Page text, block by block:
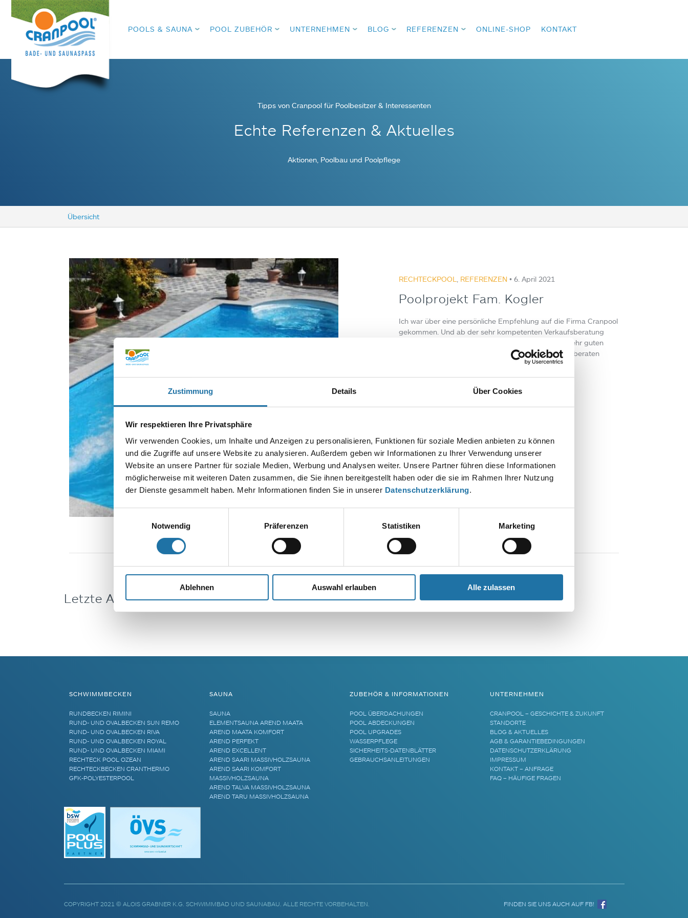
Zustimmung Details Über Cookies
Wir respektieren Ihre Privatsphäre
Wir verwenden Cookies, um Inhalte und Anzeigen zu personalisieren, Funktionen für soziale Medien anbieten zu können
und die Zugriffe auf unsere Website zu analysieren. Außerdem geben wir Informationen zu Ihrer Verwendung unserer
Website an unsere Partner für soziale Medien, Werbung und Analysen weiter. Unsere Partner führen diese Informationen
möglicherweise mit weiteren Daten zusammen, die Sie ihnen bereitgestellt haben oder die sie im Rahmen Ihrer Nutzung
der Dienste gesammelt haben. Mehr Informationen finden Sie in unserer Datenschutzerklärung.
Einwilligungsauswahl
Notwendig
Präferenzen Statistiken Marketing
Ablehnen Auswahl erlauben Alle zulassen
POOLS & SAUNA POOL ZUBEHÖR UNTERNEHMEN BLOG REFERENZEN ONLINE-SHOP KONTAKT
Tipps von Cranpool für Poolbesitzer & Interessenten
Echte Referenzen & Aktuelles
Aktionen, Poolbau und Poolpflege
Übersicht
RECHTECKPOOL REFERENZEN • 6. April 2021
Poolprojekt Fam. Kogler
Ich war über eine persönliche Empfehlung auf die Firma Cranpool
gekommen. Und ab der sehr kompetenten Verkaufsberatung
durch Herrn Ing. Schwaiger hatte ich das Gefühl in sehr guten
Händen zu sein. Auch wirkte es so, als würde ehrlich beraten
Letzte Artikel
SCHWIMMBECKEN
RUNDBECKEN RIMINI
RUND- UND OVALBECKEN SUN REMO
RUND- UND OVALBECKEN RIVA
RUND- UND OVALBECKEN ROYAL
RUND- UND OVALBECKEN MIAMI
RECHTECK POOL OZEAN
RECHTECKBECKEN CRANTHERMO
GFK-POLYESTERPOOL
SAUNA
SAUNA
ELEMENTSAUNA AREND MAATA
AREND MAATA KOMFORT
AREND PERFEKT
AREND EXCELLENT
AREND SAARI MASSIVHOLZSAUNA
AREND SAARI KOMFORT
MASSIVHOLZSAUNA
AREND TALVA MASSIVHOLZSAUNA
AREND TARU MASSIVHOLZSAUNA
ZUBEHÖR & INFORMATIONEN
POOL ÜBERDACHUNGEN
POOL ABDECKUNGEN
POOL UPGRADES
WASSERPFLEGE
SICHERHEITS-DATENBLÄTTER
GEBRAUCHSANLEITUNGEN
UNTERNEHMEN
CRANPOOL – GESCHICHTE & ZUKUNFT
STANDORTE
BLOG & AKTUELLES
AGB & GARANTIEBEDINGUNGEN
DATENSCHUTZERKLÄRUNG
IMPRESSUM
KONTAKT – ANFRAGE
FAQ – HÄUFIGE FRAGEN
COPYRIGHT 2021 © ALOIS GRABNER K.G. SCHWIMMBAD UND SAUNABAU. ALLE RECHTE VORBEHALTEN. FINDEN SIE UNS AUCH AUF FB!